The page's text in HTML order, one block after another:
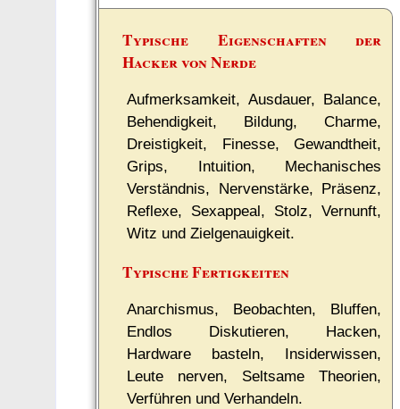
Typische Eigenschaften der
Hacker von Nerde
Aufmerksamkeit, Ausdauer, Balance,
Behendigkeit, Bildung, Charme,
Dreistigkeit, Finesse, Gewandtheit,
Grips, Intuition, Mechanisches
Verständnis, Nervenstärke, Präsenz,
Reflexe, Sexappeal, Stolz, Vernunft,
Witz und Zielgenauigkeit.
Typische Fertigkeiten
Anarchismus, Beobachten, Bluffen,
Endlos Diskutieren, Hacken,
Hardware basteln, Insiderwissen,
Leute nerven, Seltsame Theorien,
Verführen und Verhandeln.